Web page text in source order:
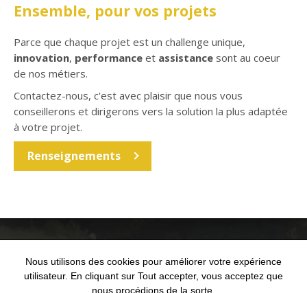
Ensemble, pour vos projets
Parce que chaque projet est un challenge unique,
innovation, performance et assistance sont au coeur
de nos métiers.
Contactez-nous, c'est avec plaisir que nous vous
conseillerons et dirigerons vers la solution la plus adaptée
à votre projet.
Renseignements
Nous utilisons des cookies pour améliorer votre expérience
utilisateur. En cliquant sur Tout accepter, vous acceptez que
nous procédions de la sorte.